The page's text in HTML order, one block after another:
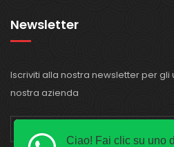
Newsletter
Iscriviti alla nostra newsletter per
nostra azienda
Ciao! Fai clic su uno